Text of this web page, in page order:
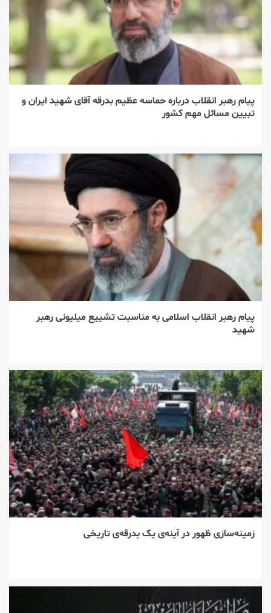
پیام رهبر انقلاب درباره حماسه عظیم بدرقه آقای شهید ایران و
تبیین مسائل مهم کشور
پیام رهبر انقلاب اسلامی به مناسبت تشییع میلیونی رهبر
شهید
زمینه‌سازی ظهور در آینه‌ی یک بدرقه‌ی تاریخی